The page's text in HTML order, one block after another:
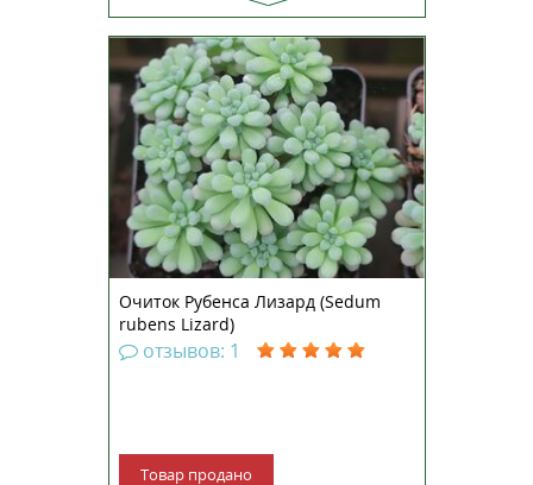
Очиток (седум) рубенса Лизард
— низкорослый суккулент с
маленькими тонкими мясистыми
сине-зелеными листьями с
легким фиолетовым оттенком,
которые образуют округлые
кочки. Суккулент вырастает 10
сантиметров в высоту и около 2...
Очиток Рубенса Лизард (Sedum
rubens Lizard)
отзывов: 1
Товар продано